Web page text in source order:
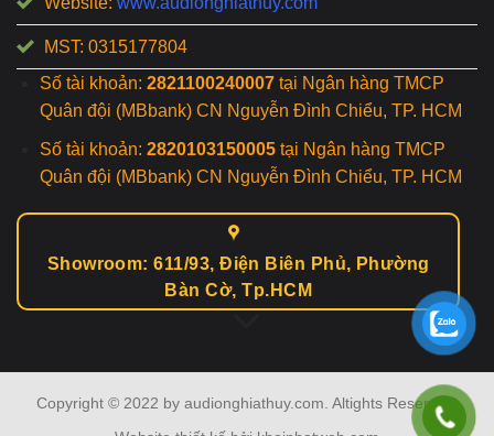
MST: 0315177804
Số tài khoản: 2821100240007tại Ngân hàng TMCP
Quân đội (MBbank) CN Nguyễn Đình Chiểu, TP. HCM
Số tài khoản: 2820103150005tại Ngân hàng TMCP
Quân đội (MBbank) CN Nguyễn Đình Chiểu, TP. HCM
Showroom: 611/93, Điện Biên Phủ, Phường
Bàn Cờ, Tp.HCM
Copyright © 2022 by audionghiathuy.com. Altights Reserved.